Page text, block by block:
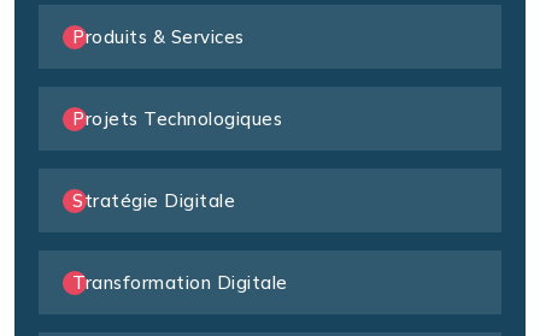
Produits & Services
Projets Technologiques
Stratégie Digitale
Transformation Digitale